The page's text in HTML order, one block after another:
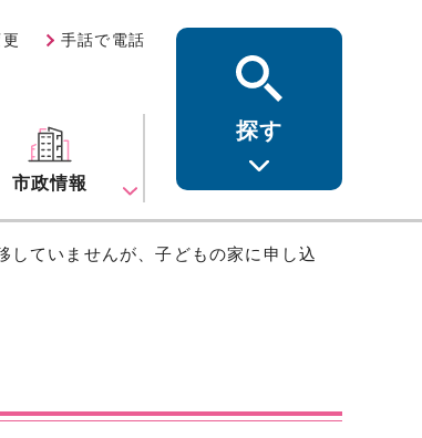
手話で電話
市政情報
探す
ていませんが、子どもの家に申し込